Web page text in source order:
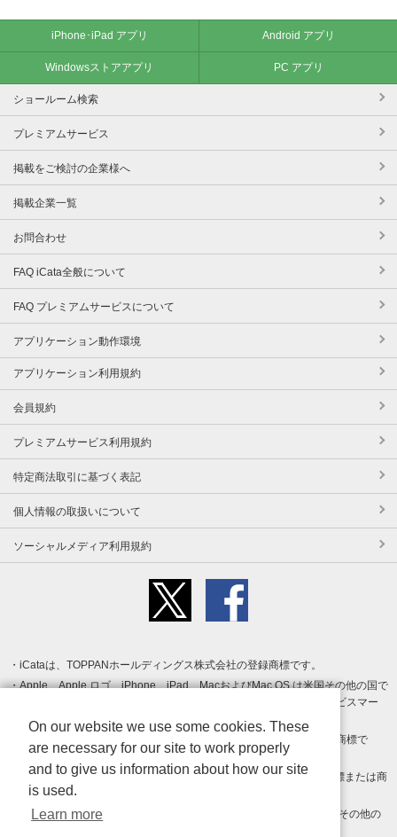
iPhone･iPad アプリ Android アプリ
Windowsストアアプリ PC アプリ
ショールーム検索
プレミアムサービス
掲載をご検討の企業様へ
掲載企業一覧
お問合わせ
FAQ iCata全般について
FAQ プレミアムサービスについて
アプリケーション動作環境
アプリケーション利用規約
会員規約
プレミアムサービス利用規約
特定商法取引に基づく表記
個人情報の取扱いについて
ソーシャルメディア利用規約
iCataは、TOPPANホールディングス株式会社の登録商標です。
Apple、Apple ロゴ、iPhone、iPad、MacおよびMac OS は米国その他の国で
登録された Apple Inc. の商標です。App Store は Apple Inc. のサービスマー
クです。
Android、Google Play および Google Play ロゴ は Google LLC の商標で
す。
Windows は Microsoft Inc.の米国およびその他の国における登録商標または商
標です。
Adobe、Adobe Reader、Adobe PDF は、Adobe Inc.の米国およびその他の
On our website we use some cookies. These
are necessary for our site to work properly
and to give us information about how our site
is used.
Learn more